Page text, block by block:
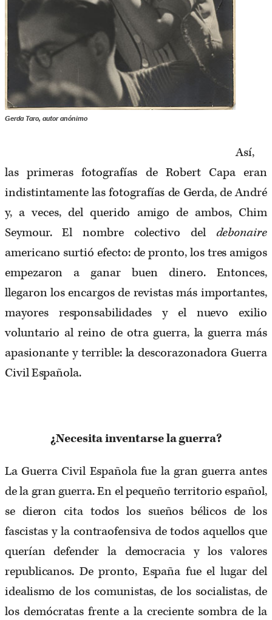
Gerda Taro, autor anónimo
Así,
las primeras fotografías de Robert Capa eran
indistintamente las fotografías de Gerda, de André
y, a veces, del querido amigo de ambos, Chim
Seymour. El nombre colectivo del debonaire
americano surtió efecto: de pronto, los tres amigos
empezaron a ganar buen dinero. Entonces,
llegaron los encargos de revistas más importantes,
mayores responsabilidades y el nuevo exilio
voluntario al reino de otra guerra, la guerra más
apasionante y terrible: la descorazonadora Guerra
Civil Española.
¿Necesita inventarse la guerra?
La Guerra Civil Española fue la gran guerra antes
de la gran guerra. En el pequeño territorio español,
se dieron cita todos los sueños bélicos de los
fascistas y la contraofensiva de todos aquellos que
querían defender la democracia y los valores
republicanos. De pronto, España fue el lugar del
idealismo de los comunistas, de los socialistas, de
los demócratas frente a la creciente sombra de la